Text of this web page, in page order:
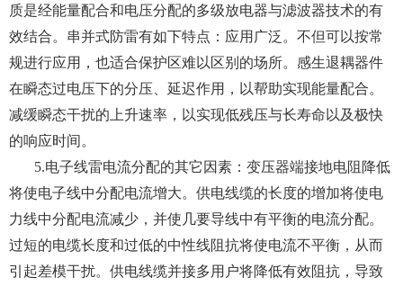
质是经能量配合和电压分配的多级放电器与滤波器技术的有
效结合。串并式防雷有如下特点：应用广泛。不但可以按常
规进行应用，也适合保护区难以区别的场所。感生退耦器件
在瞬态过电压下的分压、延迟作用，以帮助实现能量配合。
减缓瞬态干扰的上升速率，以实现低残压与长寿命以及极快
的响应时间。
5.电子线雷电流分配的其它因素：变压器端接地电阻降低
将使电子线中分配电流增大。供电线缆的长度的增加将使电
力线中分配电流减少，并使几要导线中有平衡的电流分配。
过短的电缆长度和过低的中性线阻抗将使电流不平衡，从而
引起差模干扰。供电线缆并接多用户将降低有效阻抗，导致